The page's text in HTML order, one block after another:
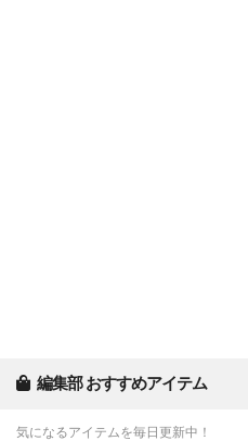
編集部 おすすめアイテム
気になるアイテムを毎日更新中！